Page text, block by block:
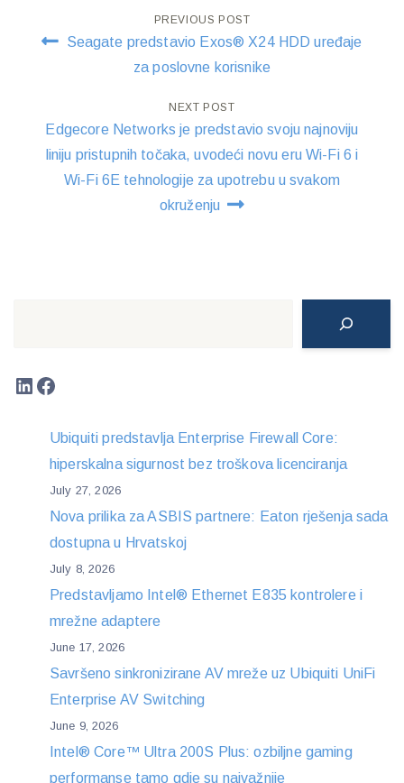
Post
navigation
PREVIOUS POST
Seagate predstavio Exos® X24 HDD uređaje
za poslovne korisnike
NEXT POST
Edgecore Networks je predstavio svoju najnoviju
liniju pristupnih točaka, uvodeći novu eru Wi-Fi 6 i
Wi-Fi 6E tehnologije za upotrebu u svakom
okruženju
LinkedIn
Facebook
Ubiquiti predstavlja Enterprise Firewall Core:
hiperskalna sigurnost bez troškova licenciranja
July 27, 2026
Nova prilika za ASBIS partnere: Eaton rješenja sada
dostupna u Hrvatskoj
July 8, 2026
Predstavljamo Intel® Ethernet E835 kontrolere i
mrežne adaptere
June 17, 2026
Savršeno sinkronizirane AV mreže uz Ubiquiti UniFi
Enterprise AV Switching
June 9, 2026
Intel® Core™ Ultra 200S Plus: ozbiljne gaming
performanse tamo gdje su najvažnije